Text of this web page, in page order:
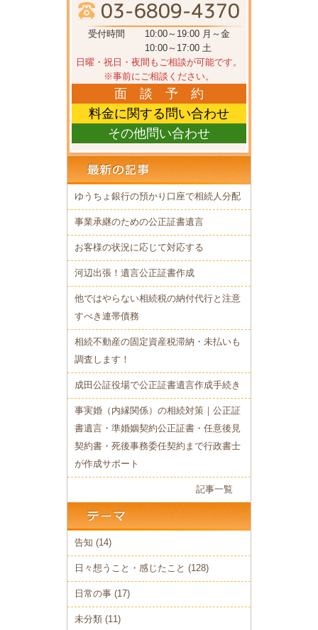
受付時間
10:00～19:00 月～金
10:00～17:00 土
日曜・祝日・夜間もご相談が可能です。
※事前にご相談ください。
面 談 予 約
料金に関する問い合わせ
その他問い合わせ
ゆうちょ銀行の預かり口座で相続人分配
事業承継のための公正証書遺言
お客様の状況に応じて対応する
河辺出張！遺言公正証書作成
他ではやらない相続税の納付代行と注意
すべき連帯債務
相続不動産の固定資産税滞納・未払いも
調査します！
成田公証役場で公正証書遺言作成手続き
事実婚（内縁関係）の相続対策｜公正証
書遺言・準婚姻契約公正証書・任意後見
契約書・死後事務委任契約まで行政書士
が作成サポート
記事一覧
告知 (14)
日々想うこと・感じたこと (128)
日常の事 (17)
未分類 (11)